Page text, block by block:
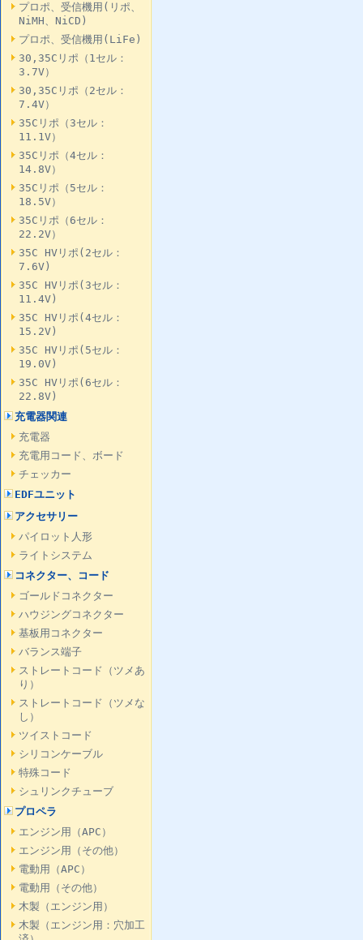
プロポ、受信機用(リポ、
NiMH、NiCD)
プロポ、受信機用(LiFe)
30,35Cリポ（1セル：
3.7V）
30,35Cリポ（2セル：
7.4V）
35Cリポ（3セル：
11.1V）
35Cリポ（4セル：
14.8V）
35Cリポ（5セル：
18.5V）
35Cリポ（6セル：
22.2V）
35C HVリポ(2セル：
7.6V)
35C HVリポ(3セル：
11.4V)
35C HVリポ(4セル：
15.2V)
35C HVリポ(5セル：
19.0V)
35C HVリポ(6セル：
22.8V)
充電器関連
充電器
充電用コード、ボード
チェッカー
EDFユニット
アクセサリー
パイロット人形
ライトシステム
コネクター、コード
ゴールドコネクター
ハウジングコネクター
基板用コネクター
バランス端子
ストレートコード（ツメあ
り）
ストレートコード（ツメな
し）
ツイストコード
シリコンケーブル
特殊コード
シュリンクチューブ
プロペラ
エンジン用（APC）
エンジン用（その他）
電動用（APC）
電動用（その他）
木製（エンジン用）
木製（エンジン用：穴加工